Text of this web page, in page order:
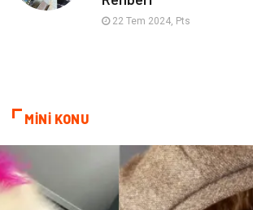
Evlilik Rehberi
Restaurant
Çocuk Psikolojisi
22 Tem 2024, Pts
MİNİ KONU